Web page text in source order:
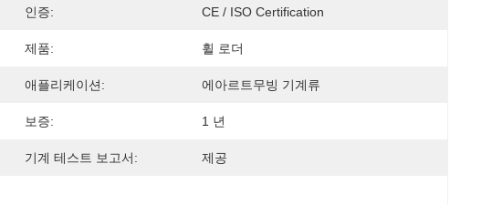
인증: CE / ISO Certification
제품: 휠 로더
애플리케이션: 에아르트무빙 기계류
보증: 1 년
기계 테스트 보고서: 제공